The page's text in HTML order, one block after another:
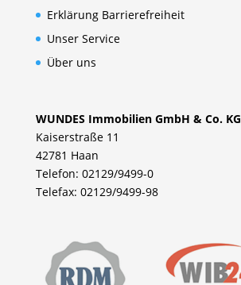
Erklärung Barrierefreiheit
Unser Service
Über uns
WUNDES Immobilien GmbH & Co. KG
Kaiserstraße 11
42781 Haan
Telefon: 02129/9499-0
Telefax: 02129/9499-98